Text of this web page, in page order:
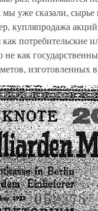
уже сказали,
купляпродажа
потребительские
как
изготовленных